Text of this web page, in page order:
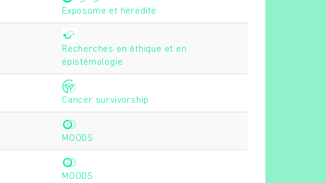
Exposome et hérédité
Recherches en éthique et en
épistémologie
Cancer survivorship
MOODS
MOODS